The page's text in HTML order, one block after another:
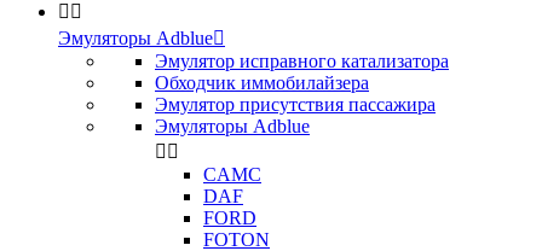
 
Эмуляторы Adblue
Эмулятор исправного катализатора
Обходчик иммобилайзера
Эмулятор присутствия пассажира
Эмуляторы Adblue
 
CAMC
DAF
FORD
FOTON